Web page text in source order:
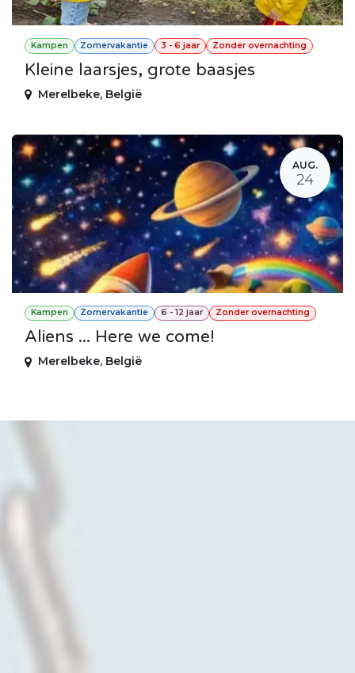
Kampen Zomervakantie 3 - 6 jaar Zonder overnachting
Kleine laarsjes, grote baasjes
Merelbeke, België
AUG.
24
Kampen Zomervakantie 6 - 12 jaar Zonder overnachting
Aliens ... Here we come!
Merelbeke, België